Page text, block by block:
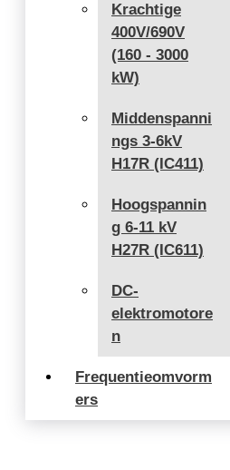
Krachtige
400V/690V
(160 - 3000
kW)
Middenspanni
ngs 3-6kV
H17R (IC411)
Hoogspannin
g 6-11 kV
H27R (IC611)
DC-
elektromotore
n
Frequentieomvorm
ers